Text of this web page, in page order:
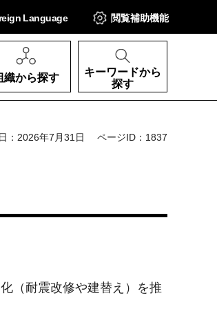
Language 閲覧補助機能
織から探す
キーワードから
探す
：2026年7月31日 ページID：1837
（耐震改修や建替え）を推